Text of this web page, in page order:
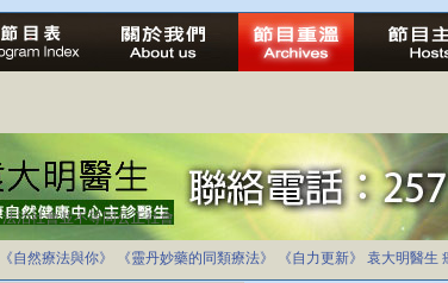
法治社會並不等同公正社會
自家教育合法化-推動多元化教育，全民學卷制
《自然療法與你》
《靈丹妙藥的同類療法》 《自力更新》 袁大明醫生